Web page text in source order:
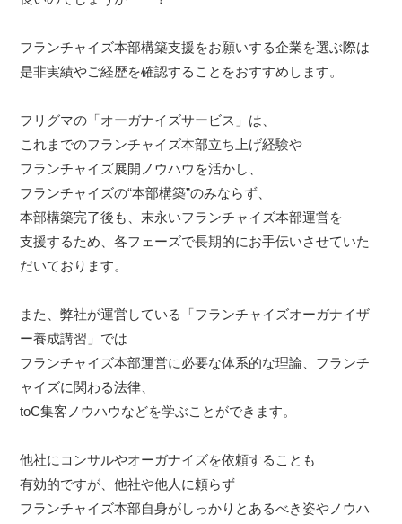
フランチャイズ本部構築支援をお願いする企業を選ぶ際は
是非実績やご経歴を確認することをおすすめします。
フリグマの「オーガナイズサービス」は、
これまでのフランチャイズ本部立ち上げ経験や
フランチャイズ展開ノウハウを活かし、
フランチャイズの“本部構築”のみならず、
本部構築完了後も、末永いフランチャイズ本部運営を
支援するため、各フェーズで長期的にお手伝いさせていた
だいております。
また、弊社が運営している「フランチャイズオーガナイザ
ー養成講習」では
フランチャイズ本部運営に必要な体系的な理論、フランチ
ャイズに関わる法律、
toC集客ノウハウなどを学ぶことができます。
他社にコンサルやオーガナイズを依頼することも
有効的ですが、他社や他人に頼らず
フランチャイズ本部自身がしっかりとあるべき姿やノウハ